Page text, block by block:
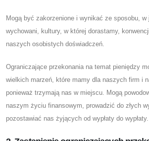
Mogą być zakorzenione i wynikać ze sposobu,
wychowani, kultury, w której dorastamy,
naszych osobistych doświadczeń.
Ograniczające przekonania na temat pieniędzy
wielkich marzeń, które mamy dla naszych firm i
ponieważ trzymają nas w miejscu. Mogą
naszym życiu finansowym, prowadzić do złych
pozostawiać nas żyjących od wypłaty do wypłaty.